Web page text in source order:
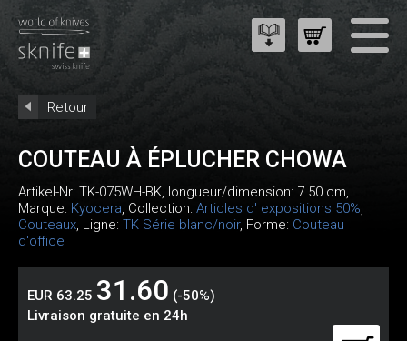
Retour
COUTEAU À ÉPLUCHER CHOWA
Artikel-Nr: TK-075WH-BK, longueur/dimension: 7.50 cm,
Marque: Kyocera, Collection: Articles d' expositions 50%,
Couteaux, Ligne: TK Série blanc/noir, Forme: Couteau
d'office
EUR 63.2531.60 (-50%)
Livraison gratuite en 24h